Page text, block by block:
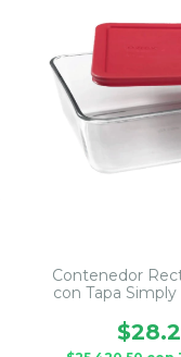
Contenedor
con Tapa